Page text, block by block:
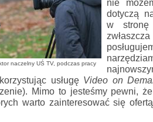
naczelny UŚ TV, podczas pracy
nie
dotyczą
w stronę
usługę Video on
Mimo to jesteśmy pewni,
warto zainteresować się